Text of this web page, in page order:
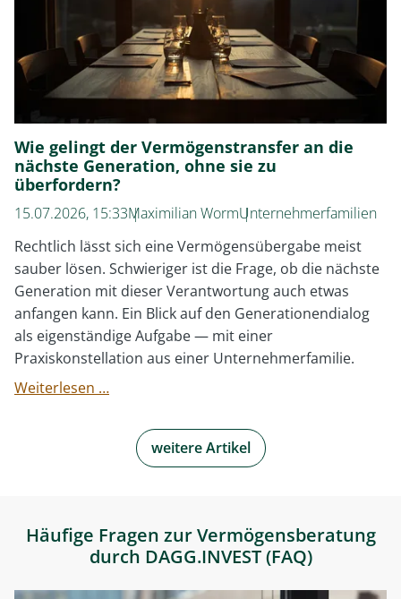
Wie gelingt der Vermögenstransfer an die
nächste Generation, ohne sie zu
überfordern?
15.07.2026, 15:33Maximilian WormUnternehmerfamilien
Rechtlich lässt sich eine Vermögensübergabe meist
sauber lösen. Schwieriger ist die Frage, ob die nächste
Generation mit dieser Verantwortung auch etwas
anfangen kann. Ein Blick auf den Generationendialog
als eigenständige Aufgabe — mit einer
Praxiskonstellation aus einer Unternehmerfamilie.
Weiterlesen …Wie
Vermögenstransfer
Generation,
ohne
sie
weitere Artikel
Häufige Fragen zur Vermögensberatung
durch DAGG.INVEST (FAQ)